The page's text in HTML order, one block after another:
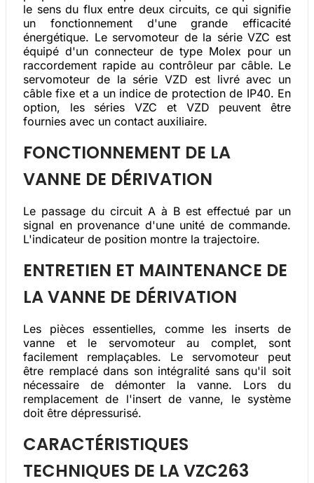
le sens du flux entre deux circuits, ce qui signifie
un fonctionnement d'une grande efficacité
énergétique. Le servomoteur de la série VZC est
équipé d'un connecteur de type Molex pour un
raccordement rapide au contrôleur par câble. Le
servomoteur de la série VZD est livré avec un
câble fixe et a un indice de protection de IP40. En
option, les séries VZC et VZD peuvent être
fournies avec un contact auxiliaire.
FONCTIONNEMENT DE LA
VANNE DE DÉRIVATION
Le passage du circuit A à B est effectué par un
signal en provenance d'une unité de commande.
L'indicateur de position montre la trajectoire.
ENTRETIEN ET MAINTENANCE DE
LA VANNE DE DÉRIVATION
Les pièces essentielles, comme les inserts de
vanne et le servomoteur au complet, sont
facilement remplaçables. Le servomoteur peut
être remplacé dans son intégralité sans qu'il soit
nécessaire de démonter la vanne. Lors du
remplacement de l'insert de vanne, le système
doit être dépressurisé.
CARACTÉRISTIQUES
TECHNIQUES DE LA VZC263